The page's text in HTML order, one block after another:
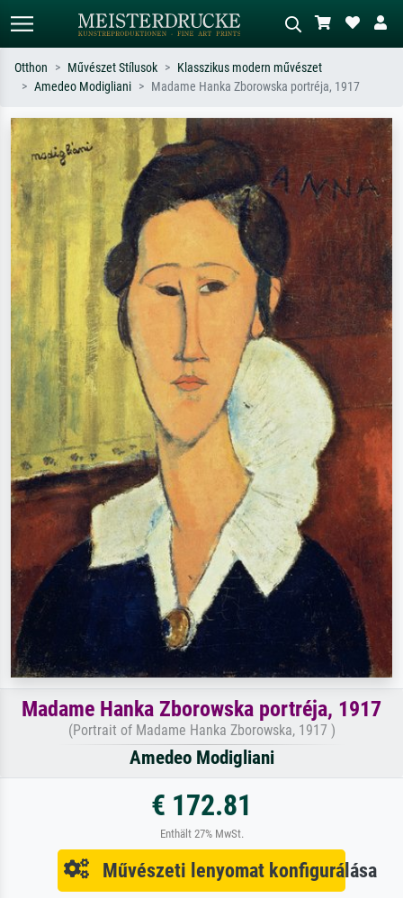
Keressen művész, műcím vagy stílus
szerint – pl. Monet, Csillagos éj,
impresszionizmus, Hokusai-hullám,
akt.
Írja le a jelenetet – pl. zöld rét, sok
piros absztrakt, sötét olajkép, álló akt
egy fa mellett.
Otthon Művészet Stílusok
Klasszikus modern művészet
Amedeo Modigliani
Madame Hanka Zborowska portréja, 1917
Madame Hanka Zborowska portréja, 1917
(Portrait of Madame Hanka Zborowska, 1917 )
Amedeo Modigliani
€ 172.81
Enthält 27% MwSt.
Művészeti lenyomat konfigurálása